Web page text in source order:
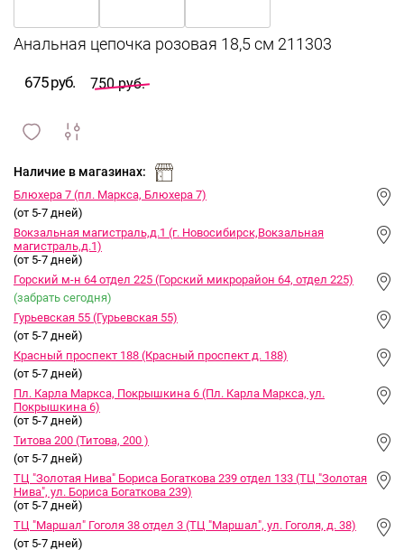
675 руб. 750 руб.
и
Наличие в магазинах:
Блюхера 7 (пл. Маркса, Блюхера 7)
(от 5-7 дней)
Вокзальная магистраль,д.1 (г. Новосибирск,Вокзальная
магистраль,д.1)
(от 5-7 дней)
Горский м-н 64 отдел 225 (Горский микрорайон 64, отдел 225)
(забрать сегодня)
Гурьевская 55 (Гурьевская 55)
(от 5-7 дней)
Красный проспект 188 (Красный проспект д. 188)
(от 5-7 дней)
Пл. Карла Маркса, Покрышкина 6 (Пл. Карла Маркса, ул.
Покрышкина 6)
(от 5-7 дней)
Титова 200 (Титова, 200 )
(от 5-7 дней)
ТЦ "Золотая Нива" Бориса Богаткова 239 отдел 133 (ТЦ "Золотая
Нива", ул. Бориса Богаткова 239)
(от 5-7 дней)
ТЦ "Маршал" Гоголя 38 отдел 3 (ТЦ "Маршал", ул. Гоголя, д. 38)
(от 5-7 дней)